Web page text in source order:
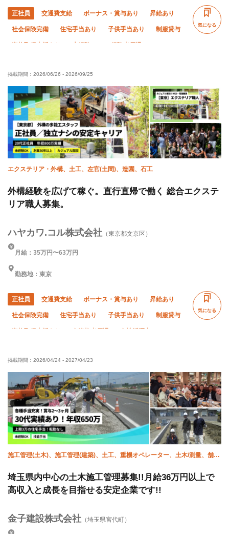
正社員 交通費支給 ボーナス・賞与あり 昇給あり
社会保険完備 住宅手当あり 子供手当あり 制服貸与
残業ゼロ 完全週休二日制
年末年始休暇 車・バイク通勤OK 転勤なし
気になる
掲載期間： 2026/06/26 - 2026/09/25
エクステリア・外構、土工、左官(土間)、造園、石工
外構経験を広げて稼ぐ。直行直帰で働く 総合エクステ
リア職人募集。
ハヤカワ.コル株式会社 （東京都文京区）
月給：35万円〜63万円
勤務地：東京
正社員 交通費支給 ボーナス・賞与あり 昇給あり
社会保険完備 住宅手当あり 子供手当あり 制服貸与
年末年始休暇 転勤なし
気になる
掲載期間： 2026/04/24 - 2027/04/23
施工管理(土木)、施工管理(建築)、土工、重機オペレーター、土木/測量、舗
埼玉県内中心の土木施工管理募集!!月給36万円以上で
高収入と成長を目指せる安定企業です!!
金子建設株式会社 （埼玉県宮代町）